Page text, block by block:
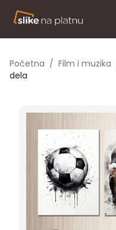
Početna / Film i muzika
dela